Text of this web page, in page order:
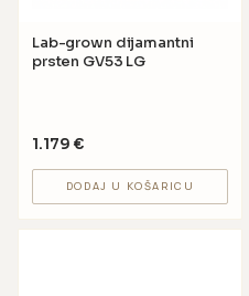
Lab-grown dijamantni
prsten GV53 LG
1.179 €
DODAJ U KOŠARICU